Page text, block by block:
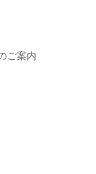
ご案内